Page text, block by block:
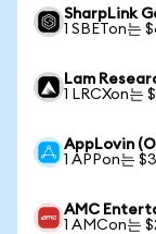
SharpLink
1 SBETon는
Lam
1 LRCXon는
AppLovin
1 APPon는
AMC
1 AMCon는